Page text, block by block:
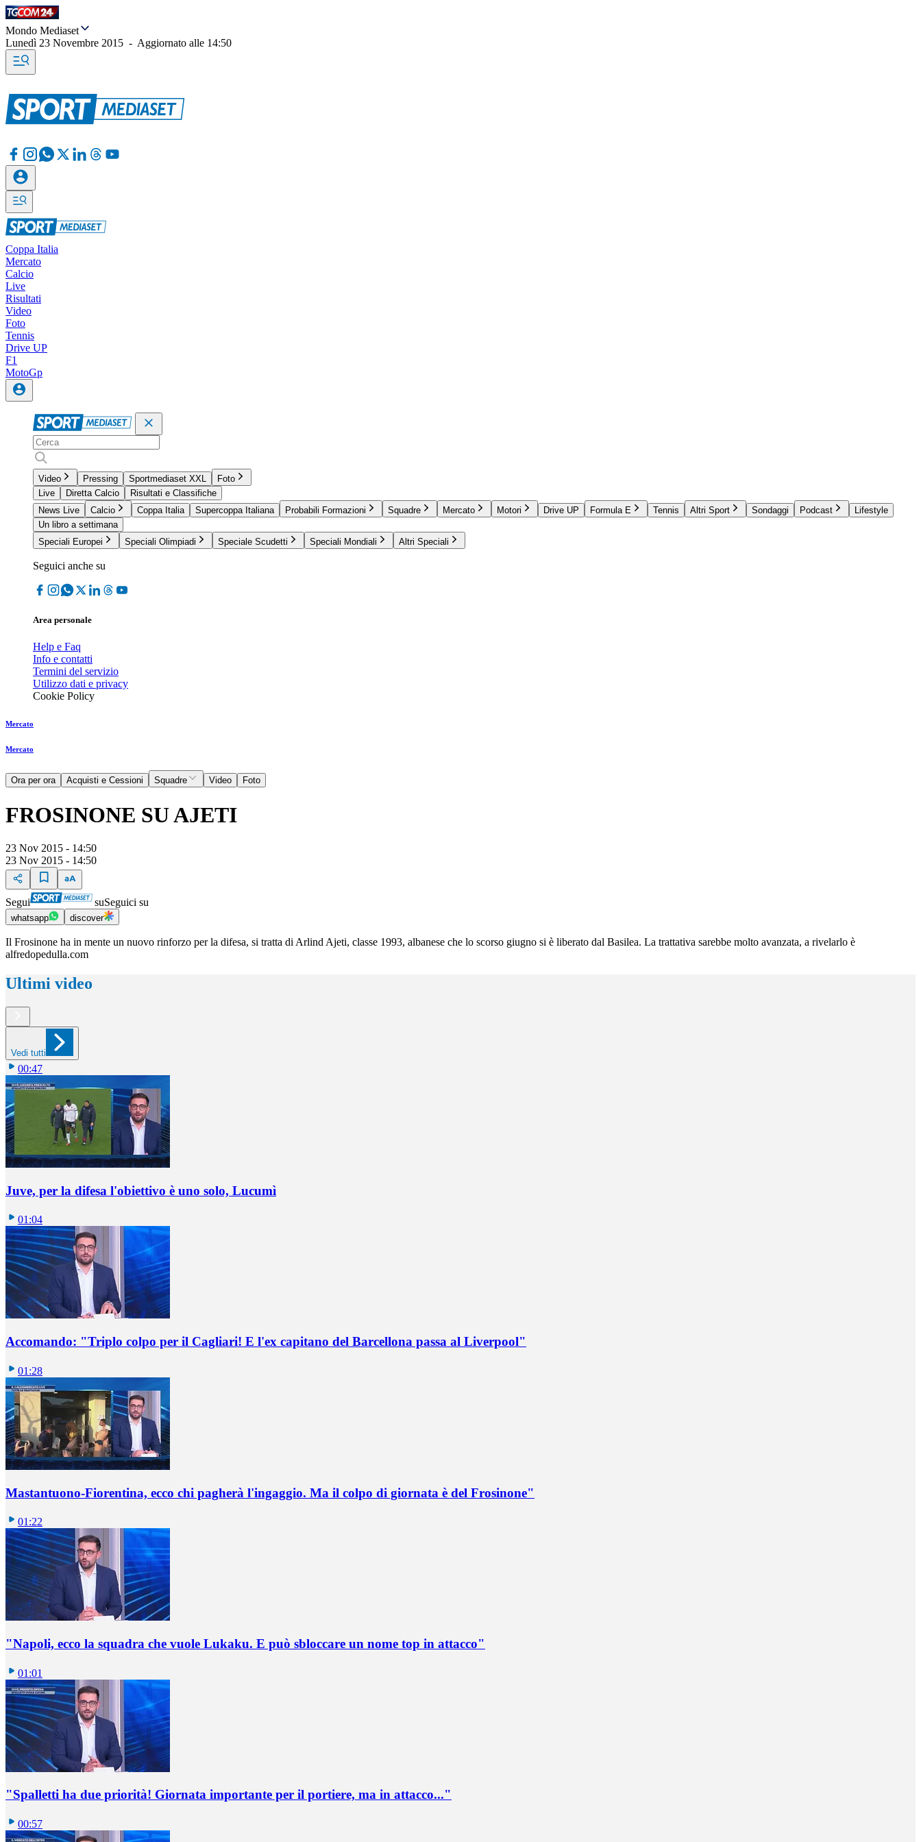
Mondo Mediaset
Lunedì 23 Novembre 2015 - Aggiornato alle 14:50
Coppa Italia
Mercato
Calcio
Live
Risultati
Video
Foto
Tennis
Drive UP
F1
MotoGp
Video Pressing Sportmediaset XXL
Foto
Live
Diretta Calcio
Risultati e Classifiche
News Live
Calcio Coppa Italia Supercoppa Italiana Probabili Formazioni Squadre Mercato Motori Drive UP Formula E Tennis Altri Sport Sondaggi Podcast
Lifestyle
Un libro a settimana
Speciali Europei
Speciali Olimpiadi Speciale Scudetti Speciali Mondiali Altri Speciali
Seguici anche su
Area personale
Help e Faq
Info e contatti
Termini del servizio
Utilizzo dati e privacy
Cookie Policy
Mercato
Mercato
Ora per ora Acquisti e Cessioni Squadre Video Foto
FROSINONE SU AJETI
23 Nov 2015 - 14:50
23 Nov 2015 - 14:50
Segui suSeguici su
whatsapp discover
Il Frosinone ha in mente un nuovo rinforzo per la difesa, si tratta di Arlind Ajeti, classe 1993, albanese che lo scorso giugno si è liberato dal Basilea. La trattativa sarebbe molto avanzata, a rivelarlo è
alfredopedulla.com
Ultimi video
Vedi tutti
00:47
Juve, per la difesa l'obiettivo è uno solo, Lucumì
01:04
Accomando: "Triplo colpo per il Cagliari! E l'ex capitano del Barcellona passa al Liverpool"
01:28
Mastantuono-Fiorentina, ecco chi pagherà l'ingaggio. Ma il colpo di giornata è del Frosinone"
01:22
"Napoli, ecco la squadra che vuole Lukaku. E può sbloccare un nome top in attacco"
01:01
"Spalletti ha due priorità! Giornata importante per il portiere, ma in attacco..."
00:57